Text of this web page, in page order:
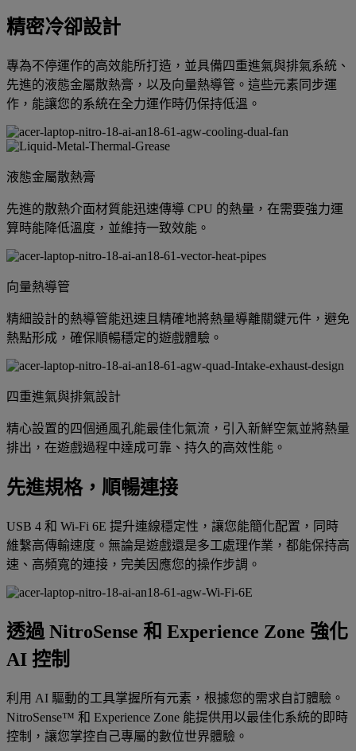
精密冷卻設計
專為不停運作的高效能所打造，並具備四重進氣與排氣系統、
先進的液態金屬散熱膏，以及向量熱導管。這些元素同步運
作，能讓您的系統在全力運作時仍保持低溫。
液態金屬散熱膏
先進的散熱介面材質能迅速傳導 CPU 的熱量，在需要強力運
算時能降低溫度，並維持一致效能。
向量熱導管
精細設計的熱導管能迅速且精確地將熱量導離關鍵元件，避免
熱點形成，確保順暢穩定的遊戲體驗。
四重進氣與排氣設計
精心設置的四個通風孔能最佳化氣流，引入新鮮空氣並將熱量
排出，在遊戲過程中達成可靠、持久的高效性能。
先進規格，順暢連接
USB 4 和 Wi-Fi 6E 提升連線穩定性，讓您能簡化配置，同時
維繫高傳輸速度。無論是遊戲還是多工處理作業，都能保持高
速、高頻寬的連接，完美因應您的操作步調。
透過 NitroSense 和 Experience Zone 強化
AI 控制
利用 AI 驅動的工具掌握所有元素，根據您的需求自訂體驗。
NitroSense™ 和 Experience Zone 能提供用以最佳化系統的即時
控制，讓您掌控自己專屬的數位世界體驗。